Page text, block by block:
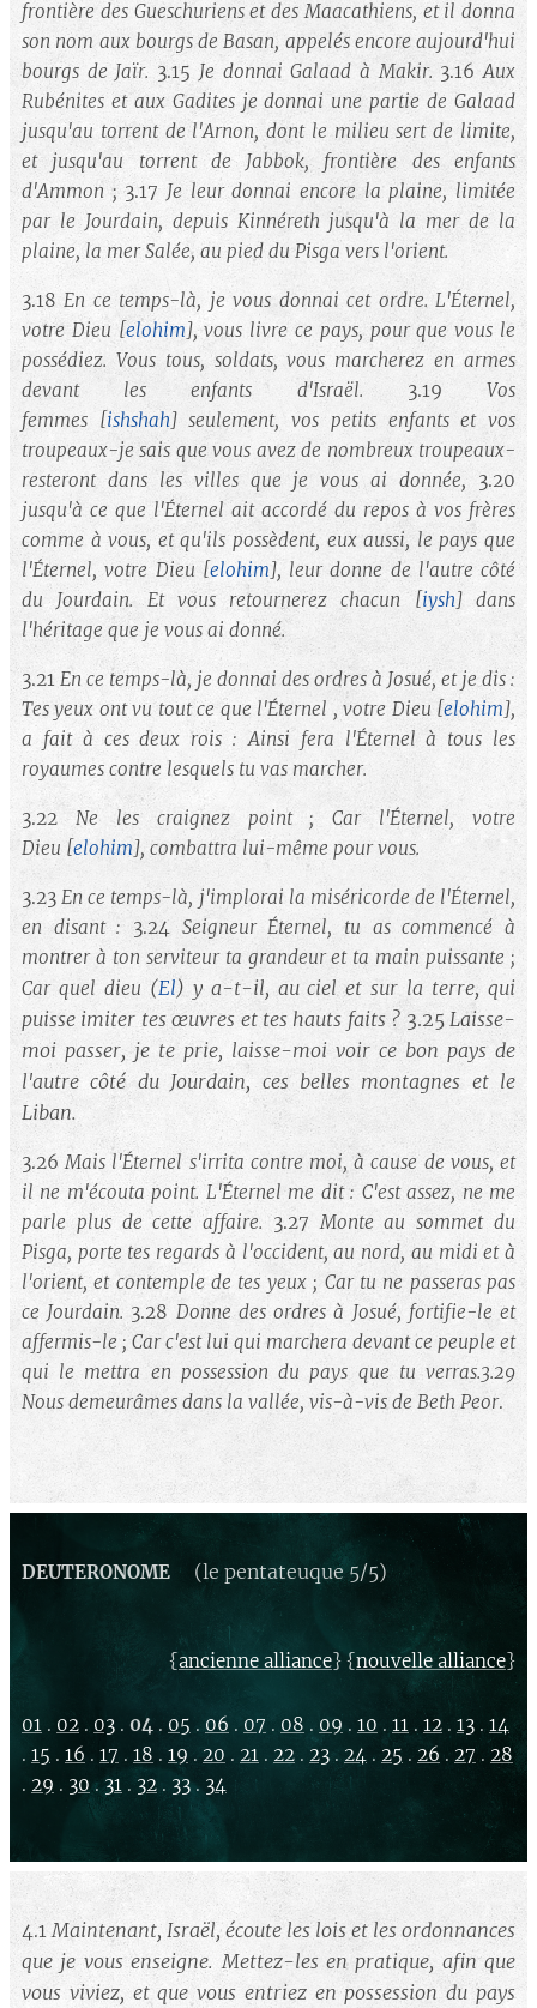
frontière des Gueschuriens et des Maacathiens, et il donna
son nom aux bourgs de Basan, appelés encore aujourd'hui
bourgs de Jaïr. 3.15 Je donnai Galaad à Makir. 3.16Aux
Rubénites et aux Gadites je donnai une partie de Galaad
jusqu'au torrent de l'Arnon, dont le milieu sert de limite,
et jusqu'au torrent de Jabbok, frontière des enfants
d'Ammon ;3.17 Je leur donnai encore la plaine, limitée
par le Jourdain, depuis Kinnéreth jusqu'à la mer de la
plaine, la mer Salée, au pied du Pisga vers l'orient.
3.18En ce temps-là, je vous donnai cet ordre. L'Éternel,
votre Dieu [elohim], vous livre ce pays, pour que vous le
possédiez. Vous tous, soldats, vous marcherez en armes
devant les enfants d'Israël. 3.19Vos
femmes [ishshah]seulement, vos petits enfants et vos
troupeaux-je sais que vous avez de nombreux troupeaux-
resteront dans les villes que je vous ai donnée, 3.20
jusqu'à ce que l'Éternel ait accordé du repos à vos frères
comme à vous, et qu'ils possèdent, eux aussi, le pays que
l'Éternel, votre Dieu [elohim], leur donne de l'autre côté
du Jourdain. Et vous retournerez chacun [iysh]dans
l'héritage que je vous ai donné.
3.21 En ce temps-là, je donnai des ordres à Josué, et je dis :
Tes yeux ont vu tout ce que l'Éternel , votre Dieu [elohim],
a fait à ces deux rois : Ainsi fera l'Éternel à tous les
royaumes contre lesquels tu vas marcher.
3.22 Ne les craignez point ; Car l'Éternel, votre
Dieu [elohim], combattra lui-même pour vous.
3.23En ce temps-là, j'implorai la miséricorde de l'Éternel,
en disant : 3.24 Seigneur Éternel, tu as commencé à
montrer à ton serviteur ta grandeur et ta main puissante ;
Car quel dieu (El) y a-t-il, au ciel et sur la terre, qui
puisse imiter tes œuvres et tes hauts faits ? 3.25Laisse-
moi passer, je te prie, laisse-moi voir ce bon pays de
l'autre côté du Jourdain, ces belles montagnes et le
Liban.
3.26Mais l'Éternel s'irrita contre moi, à cause de vous, et
il ne m'écouta point. L'Éternel me dit : C'est assez, ne me
parle plus de cette affaire.3.27Monte au sommet du
Pisga, porte tes regards à l'occident, au nord, au midi et à
l'orient, et contemple de tes yeux ; Car tu ne passeras pas
ce Jourdain. 3.28 Donne des ordres à Josué, fortifie-le et
affermis-le ; Car c'est lui qui marchera devant ce peuple et
qui le mettra en possession du pays que tu verras.3.29
Nous demeurâmes dans la vallée, vis-à-vis de Beth Peor.
DEUTERONOME (le pentateuque 5/5)
{ancienne alliance} {nouvelle alliance}
01 . 02 . 03 . 04 . 05 . 06 . 07 . 08 . 09 . 10 . 11 . 12 . 13 . 14
. 15 . 16 . 17 . 18 . 19 . 20 . 21 . 22 . 23 . 24 . 25 . 26 . 27 . 28
. 29 . 30 . 31 . 32 . 33. 34
4.1Maintenant, Israël, écoute les lois et les ordonnances
que je vous enseigne. Mettez-les en pratique, afin que
vous viviez, et que vous entriez en possession du pays